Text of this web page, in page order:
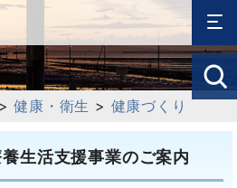
>健康・衛生 > 健康づくり
生活支援事業のご案内